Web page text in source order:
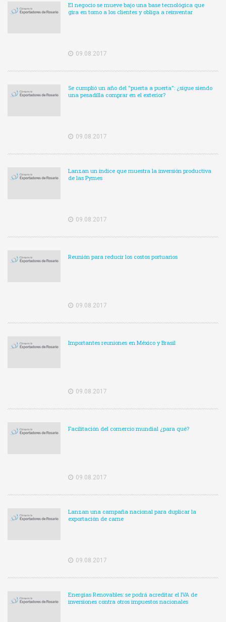
El negocio se mueve bajo una base tecnológica que
gira en torno a los clientes y obliga a reinventar
09.08.2017
Se cumplió un año del "puerta a puerta": ¿sigue siendo
una pesadilla comprar en el exterior?
09.08.2017
Lanzan un índice que muestra la inversión productiva
de las Pymes
09.08.2017
Reunión para reducir los costos portuarios
09.08.2017
Importantes reuniones en México y Brasil
09.08.2017
Facilitación del comercio mundial ¿para qué?
09.08.2017
Lanzan una campaña nacional para duplicar la
exportación de carne
09.08.2017
Energías Renovables: se podrá acreditar el IVA de
inversiones contra otros impuestos nacionales